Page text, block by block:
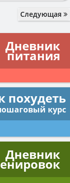
Следующая
Дневник
питания
похудеть
курс
Дневник